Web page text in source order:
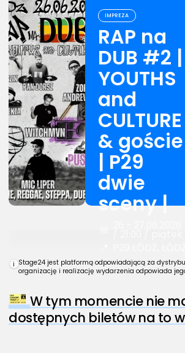
IMPREZA
RAP na
DUB #2 |
YOUTHS
and
CULTURE
& goście
| P29
dwie
sceny |
i Stage24 jest platformą odpowiadającą za
organizację i realizację wydarzenia odpowiada
W tym momencie nie
dostępnych biletów na to